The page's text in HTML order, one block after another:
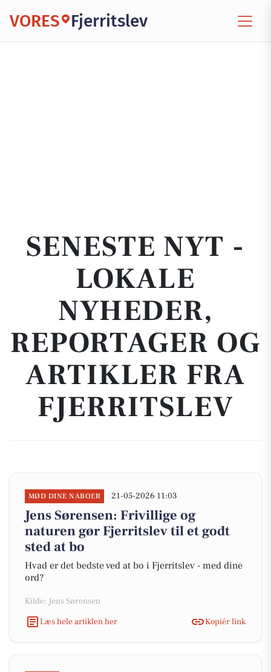
VORES Fjerritslev
SENESTE NYT -
LOKALE
NYHEDER,
REPORTAGER OG
ARTIKLER FRA
FJERRITSLEV
MØD DINE NABOER 21-05-2026 11:03
Jens Sørensen: Frivillige og
naturen gør Fjerritslev til et godt
sted at bo
Hvad er det bedste ved at bo i Fjerritslev - med dine
ord?
Kilde: Jens Sørensen
Læs hele artiklen her
Kopiér link